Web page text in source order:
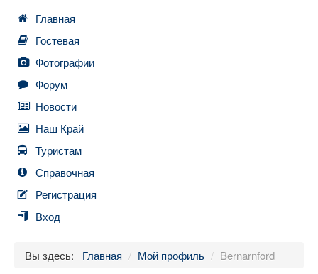
Правила
Главная
Гостевая
Фотографии
Форум
Новости
Наш Край
Туристам
Справочная
Регистрация
Вход
Вы здесь: Главная / Мой профиль / Bernarnford